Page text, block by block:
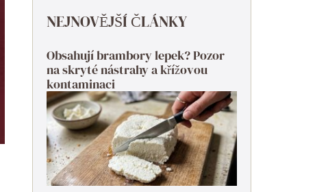
NEJNOVĚJŠÍ ČLÁNKY
Obsahují brambory lepek? Pozor
na skryté nástrahy a křížovou
kontaminaci